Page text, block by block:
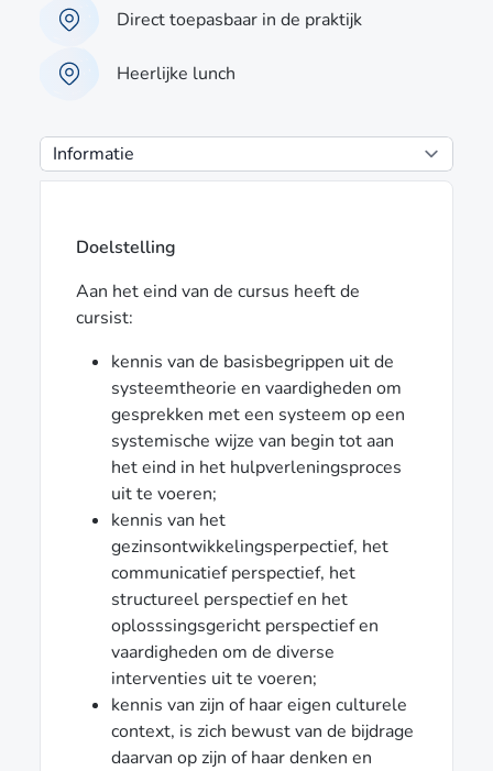
Direct toepasbaar in de praktijk
Heerlijke lunch
Doelstelling
Aan het eind van de cursus heeft de
cursist:
kennis van de basisbegrippen uit de
systeemtheorie en vaardigheden om
gesprekken met een systeem op een
systemische wijze van begin tot aan
het eind in het hulpverleningsproces
uit te voeren;
kennis van het
gezinsontwikkelingsperpectief, het
communicatief perspectief, het
structureel perspectief en het
oplosssingsgericht perspectief en
vaardigheden om de diverse
interventies uit te voeren;
kennis van zijn of haar eigen culturele
context, is zich bewust van de bijdrage
daarvan op zijn of haar denken en